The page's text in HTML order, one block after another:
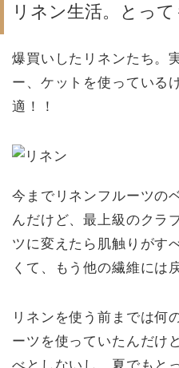
リネン生活。とって
爆買いしたリネンたち。
ー、ケットを使っている
適！！
今までリネンフルーツの
んだけど、最上級のクラ
ツに変えたら肌触りがす
くて、もう他の繊維には
リネンを使う前までは何
ーツを使っていたんだけ
べとしないし、夏でもと